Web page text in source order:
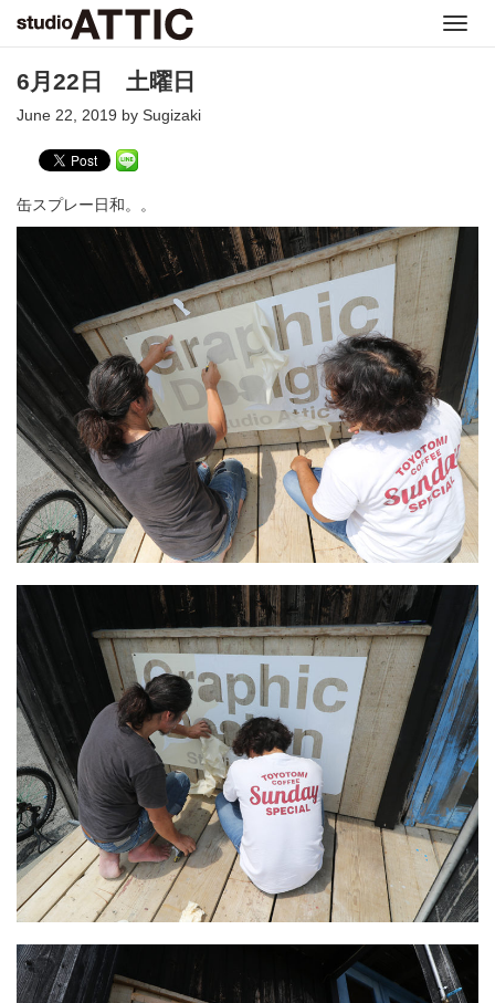
6月22日 土曜日
June 22, 2019 by Sugizaki
缶スプレー日和。。